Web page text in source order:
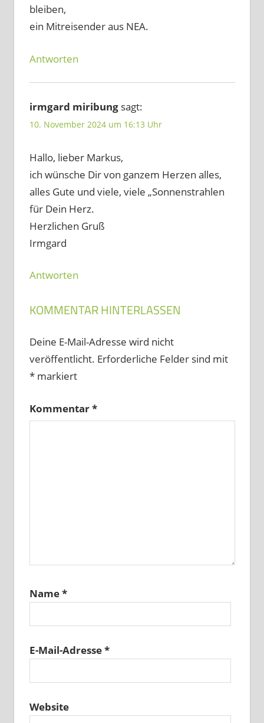
bleiben,
ein Mitreisender aus NEA.
Antworten
irmgard miribung sagt:
10. November 2024 um 16:13 Uhr
Hallo, lieber Markus,
ich wünsche Dir von ganzem Herzen alles,
alles Gute und viele, viele „Sonnenstrahlen
für Dein Herz.
Herzlichen Gruß
Irmgard
Antworten
KOMMENTAR HINTERLASSEN
Deine E-Mail-Adresse wird nicht
veröffentlicht. Erforderliche Felder sind mit
*markiert
Kommentar*
Name*
E-Mail-Adresse*
Website